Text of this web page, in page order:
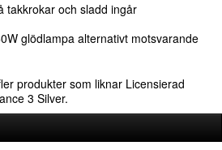
takkrokar och sladd ingår
glödlampa alternativt motsvarande
produkter som liknar Licensierad
3 Silver.